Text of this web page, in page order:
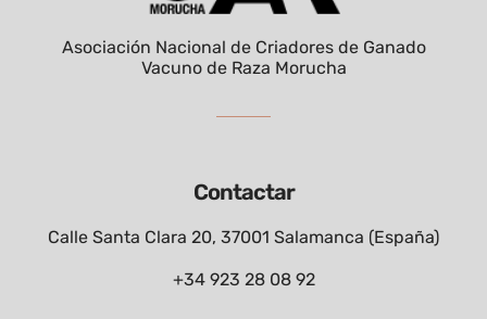
Contactar
Calle Santa Clara 20, 37001 Salamanca (España)
+34 923 28 08 92
Asociación Nacional de Criadores de Ganado
Vacuno de Raza Morucha